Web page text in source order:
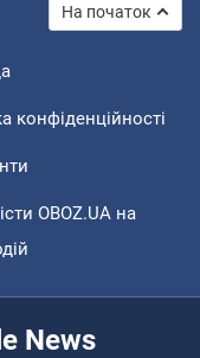
На початок
конфіденційності
OBOZ.UA на
News